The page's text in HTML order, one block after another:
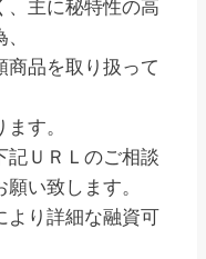
、主に秘特性の高
商品を取り扱って
す。
記ＵＲＬのご相談
い致します。
より詳細な融資可